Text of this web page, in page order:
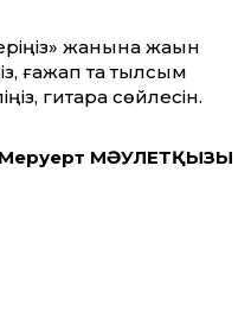
жанына жақын
ғажап та тылсым
гитара сөйлесін.
Меруерт МӘУЛЕТҚЫЗЫ